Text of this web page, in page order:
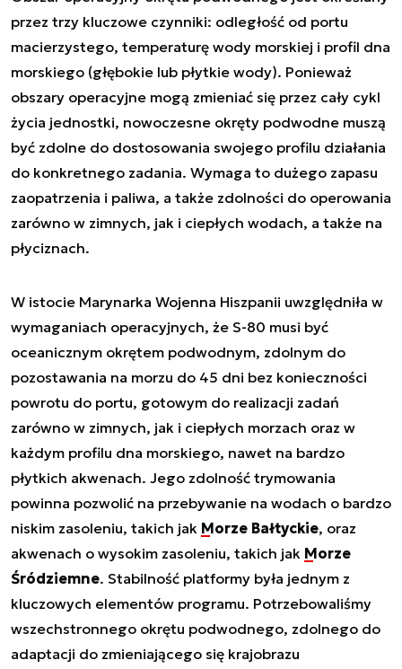
przez trzy kluczowe czynniki: odległość od portu
macierzystego, temperaturę wody morskiej i profil dna
morskiego (głębokie lub płytkie wody). Ponieważ
obszary operacyjne mogą zmieniać się przez cały cykl
życia jednostki, nowoczesne okręty podwodne muszą
być zdolne do dostosowania swojego profilu działania
do konkretnego zadania. Wymaga to dużego zapasu
zaopatrzenia i paliwa, a także zdolności do operowania
zarówno w zimnych, jak i ciepłych wodach, a także na
płyciznach.
W istocie Marynarka Wojenna Hiszpanii uwzględniła w
wymaganiach operacyjnych, że S-80 musi być
oceanicznym okrętem podwodnym, zdolnym do
pozostawania na morzu do 45 dni bez konieczności
powrotu do portu, gotowym do realizacji zadań
zarówno w zimnych, jak i ciepłych morzach oraz w
każdym profilu dna morskiego, nawet na bardzo
płytkich akwenach. Jego zdolność trymowania
powinna pozwolić na przebywanie na wodach o bardzo
niskim zasoleniu, takich jak Morze Bałtyckie, oraz
akwenach o wysokim zasoleniu, takich jak Morze
Śródziemne. Stabilność platformy była jednym z
kluczowych elementów programu. Potrzebowaliśmy
wszechstronnego okrętu podwodnego, zdolnego do
adaptacji do zmieniającego się krajobrazu